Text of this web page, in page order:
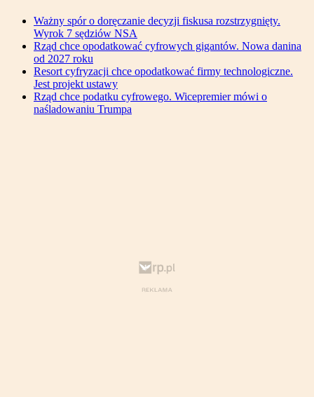
Ważny spór o doręczanie decyzji fiskusa rozstrzygnięty.
Wyrok 7 sędziów NSA
Rząd chce opodatkować cyfrowych gigantów. Nowa danina
od 2027 roku
Resort cyfryzacji chce opodatkować firmy technologiczne.
Jest projekt ustawy
Rząd chce podatku cyfrowego. Wicepremier mówi o
naśladowaniu Trumpa